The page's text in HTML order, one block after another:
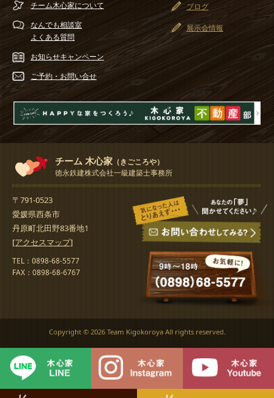
チーム木心家について
なんでも相談室
よくある質問
お知らせキャンペーン
ご予約・ お問い合せ
ブログ
展示会情報
チーム 木心家 （きごころや）
徳永鉄建株式会社一級建築士事務所
〒791-0523
愛媛県西条市
丹原町北田野83番地1
[アクセスマップ]
TEL：0898-68-5577
FAX：0898-68-6767
Copyright © 2026 Team Kigokoroya All rights reserved.